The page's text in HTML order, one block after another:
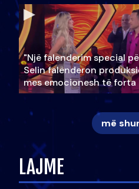
"Një falenderim special
Selin falënderon
mes emocionesh të forta
më
LAJME